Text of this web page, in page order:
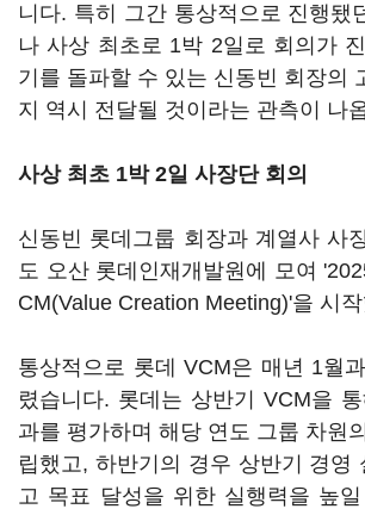
니다. 특히 그간 통상적으로 진행됐
나 사상 최초로 1박 2일로 회의가
기를 돌파할 수 있는 신동빈 회장의
지 역시 전달될 것이라는 관측이 나
사상 최초 1박 2일 사장단 회의
신동빈 롯데그룹 회장과 계열사 사
도 오산 롯데인재개발원에 모여
CM(Value Creation Meeting)'을 시
통상적으로 롯데 VCM은 매년 1월
렸습니다. 롯데는 상반기 VCM을
과를 평가하며 해당 연도 그룹 차원
립했고, 하반기의 경우 상반기 경영
고 목표 달성을 위한 실행력을 높